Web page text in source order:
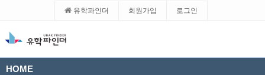
유학파인더 회원가입 로그인
HOME